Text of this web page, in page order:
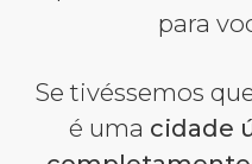
para
Se tivéssemos
é uma cidade